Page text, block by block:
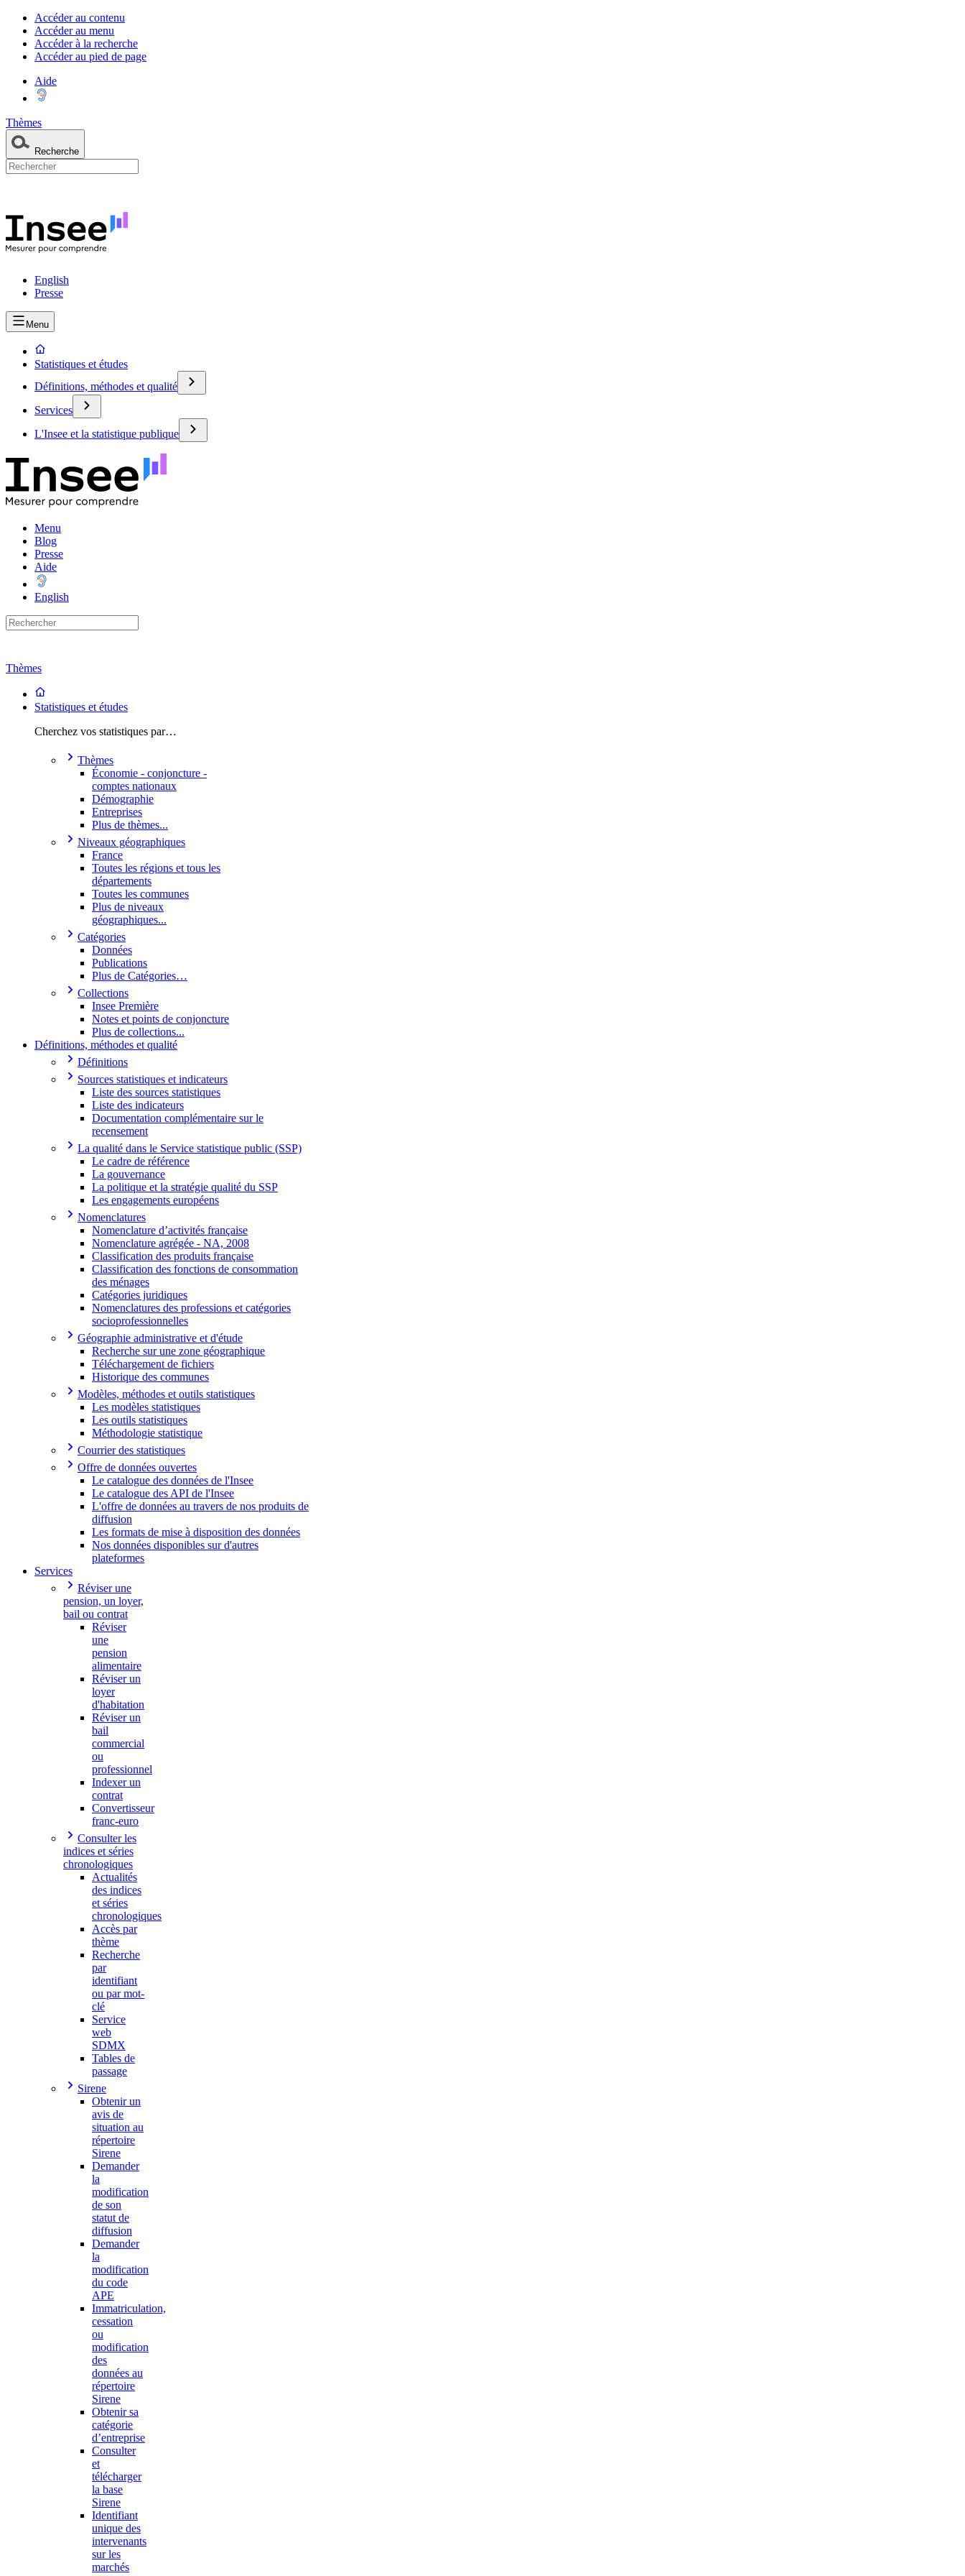
Accéder au contenu
Accéder au menu
Accéder à la recherche
Accéder au pied de page
Aide
Thèmes
Recherche
English
Presse
Menu
Statistiques et études
Définitions, méthodes et qualité
Services
L'Insee et la statistique publique
Menu
Blog
Presse
Aide
English
Thèmes
Statistiques et études
Cherchez vos statistiques par…
Thèmes
Économie - conjoncture -
comptes nationaux
Démographie
Entreprises
Plus de thèmes...
Niveaux géographiques
France
Toutes les régions et tous les
départements
Toutes les communes
Plus de niveaux
géographiques...
Catégories
Données
Publications
Plus de Catégories…
Collections
Insee Première
Notes et points de conjoncture
Plus de collections...
Définitions, méthodes et qualité
Définitions
Sources statistiques et indicateurs
Liste des sources statistiques
Liste des indicateurs
Documentation complémentaire sur le
recensement
La qualité dans le Service statistique public (SSP)
Le cadre de référence
La gouvernance
La politique et la stratégie qualité du SSP
Les engagements européens
Nomenclatures
Nomenclature d’activités française
Nomenclature agrégée - NA, 2008
Classification des produits française
Classification des fonctions de consommation
des ménages
Catégories juridiques
Nomenclatures des professions et catégories
socioprofessionnelles
Géographie administrative et d'étude
Recherche sur une zone géographique
Téléchargement de fichiers
Historique des communes
Modèles, méthodes et outils statistiques
Les modèles statistiques
Les outils statistiques
Méthodologie statistique
Courrier des statistiques
Offre de données ouvertes
Le catalogue des données de l'Insee
Le catalogue des API de l'Insee
L'offre de données au travers de nos produits de
diffusion
Les formats de mise à disposition des données
Nos données disponibles sur d'autres
plateformes
Services
Réviser une
pension, un loyer,
bail ou contrat
Réviser
une
pension
alimentaire
Réviser un
loyer
d'habitation
Réviser un
bail
commercial
ou
professionnel
Indexer un
contrat
Convertisseur
franc-euro
Consulter les
indices et séries
chronologiques
Actualités
des indices
et séries
chronologiques
Accès par
thème
Recherche
par
identifiant
ou par mot-
clé
Service
web
SDMX
Tables de
passage
Sirene
Obtenir un
avis de
situation au
répertoire
Sirene
Demander
la
modification
de son
statut de
diffusion
Demander
la
modification
du code
APE
Immatriculation,
cessation
ou
modification
des
données au
répertoire
Sirene
Obtenir sa
catégorie
d’entreprise
Consulter
et
télécharger
la base
Sirene
Identifiant
unique des
intervenants
sur les
marchés